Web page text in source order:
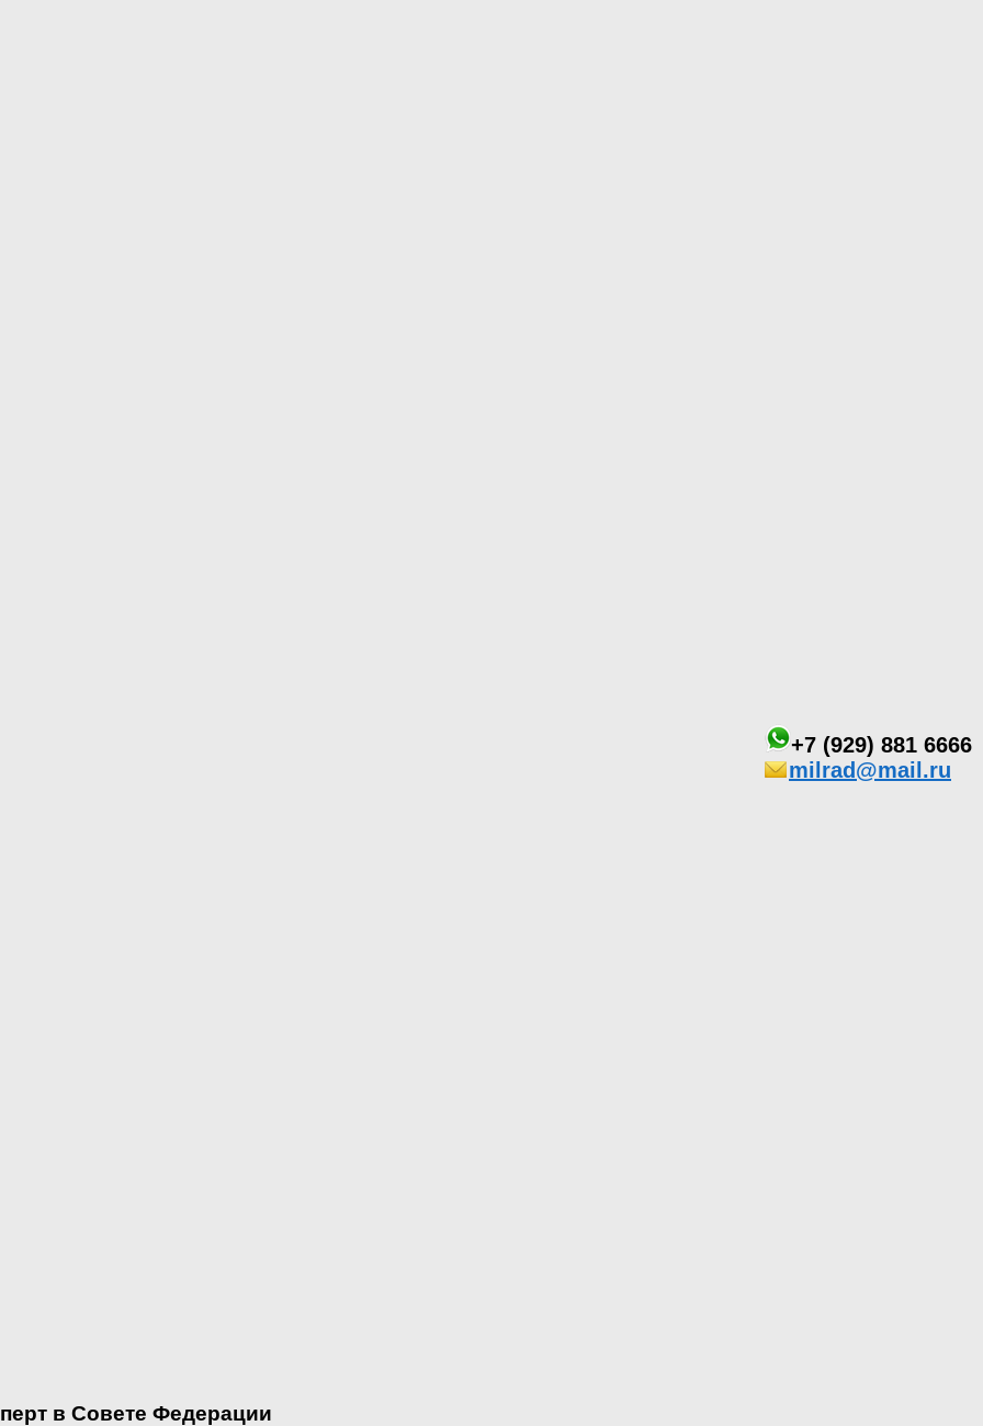
+7 (929) 881 6666
milrad@mail.ru
в Совете Федерации